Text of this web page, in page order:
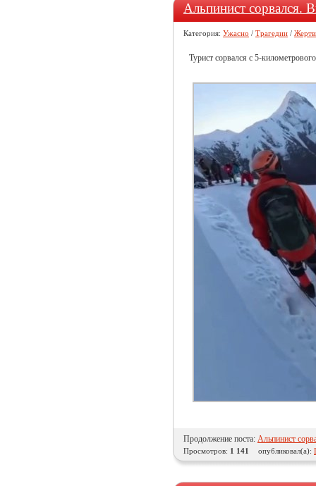
Альпинист сорвался.
Категория: Ужасно / Трагедии /
Турист сорвался с 5-
Продолжение поста: Альпинист
Просмотров: 1 141 опубликовал(а):